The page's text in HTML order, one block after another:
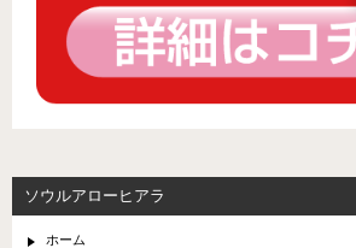
ソウルアローヒアラ
ホーム